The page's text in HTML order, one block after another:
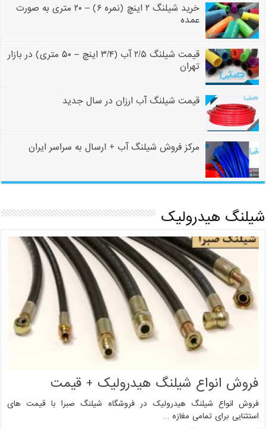
خرید شیلنگ ۲ اینچ (نمره ۶) – ۲۰ متری به صورت
عمده
قیمت شیلنگ ۲/۵ آب (۳/۴ اینچ – ۵۰ متری) در بازار
تهران
قیمت شیلنگ آب ارزان در سال جدید
مرکز فروش شیلنگ آب + ارسال به سراسر ایران
شیلنگ هیدرولیک
فروش انواع شیلنگ هیدرولیک + قیمت
فروش انواع شیلنگ هیدرولیک در فروشگاه شیلنگ صبرا با قیمت های
استثنایی برای تمامی مغازه …